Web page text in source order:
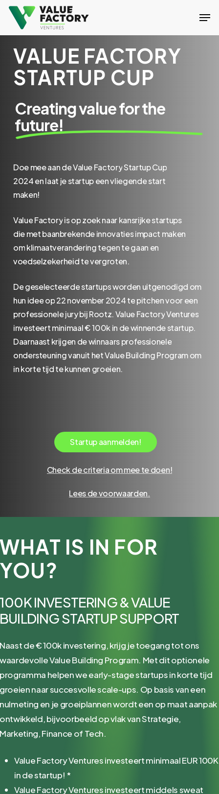
Skip
main
content
VALUE FACTORY
STARTUP CUP
Creating value for the
future!
DoemeeaandeValueFactoryStartupCup
2024enlaat jestartupeenvliegendestart
maken!
ValueFactoryisopzoeknaarkansrijkestartups
diemetbaanbrekendeinnovatiesimpact maken
omklimaatveranderingtegentegaan en
voedselzekerheidtevergroten.
Degeselecteerdestartupsworden uitgenodigd om
hun ideeop22november2024tepitchenvooreen
professionelejurybijRootz.ValueFactoryVentures
investeertminimaal€100k in dewinnendestartup.
Daarnaast krijgen dewinnaarsprofessionele
ondersteuningvanuit hetValueBuildingProgramom
inkortetijdtekunnen groeien.
Startupaanmelden!
Check de criteria om mee te doen!
Lees de voorwaarden.
IS IN FOR
INVESTERING&VALUE
STARTUPSUPPORT
de € 100k investering, krijg je toegang tot ons
Value Building Program. Met dit optionele
helpen we early-stage startups in korte tijd
naar succesvolle scale-ups. Op basis van een
en je groeiplannen wordt een op maat aanpak
bijvoorbeeld op vlak van Strategie,
Finance of Tech.
Value Factory Ventures investeert minimaal EUR 100K
in de startup! *
Value Factory Ventures investeert middels sweat